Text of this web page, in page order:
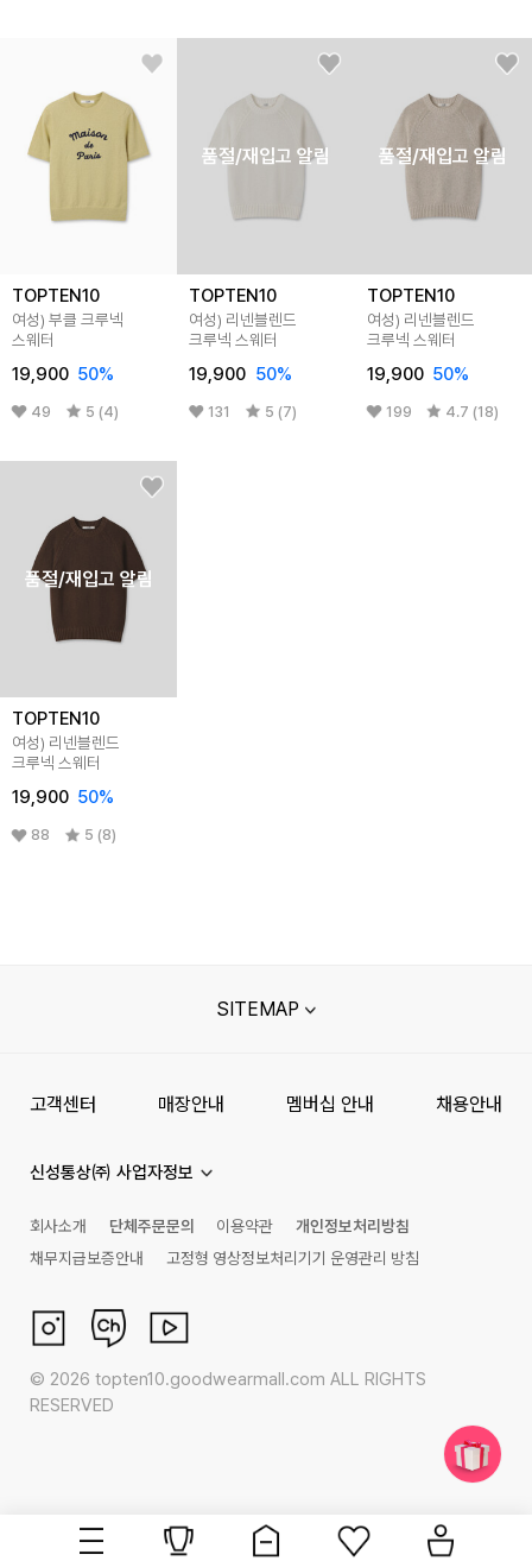
TOPTEN10
여성) 부클 크루넥
스웨터
19,900 50%
49 5 (4)
품절/재입고 알림
TOPTEN10
여성) 리넨블렌드
크루넥 스웨터
19,900 50%
131 5 (7)
품절/재입고 알림
TOPTEN10
여성) 리넨블렌드
크루넥 스웨터
19,900 50%
199 4.7 (18)
품절/재입고 알림
TOPTEN10
여성) 리넨블렌드
크루넥 스웨터
19,900 50%
88 5 (8)
SITEMAP
고객센터 매장안내 멤버십 안내 채용안내
신성통상㈜ 사업자정보
회사소개 단체주문문의 이용약관
개인정보처리방침
채무지급보증안내
고정형 영상정보처리기기 운영관리 방침
© 2026 topten10.goodwearmall.com ALL RIGHTS
RESERVED